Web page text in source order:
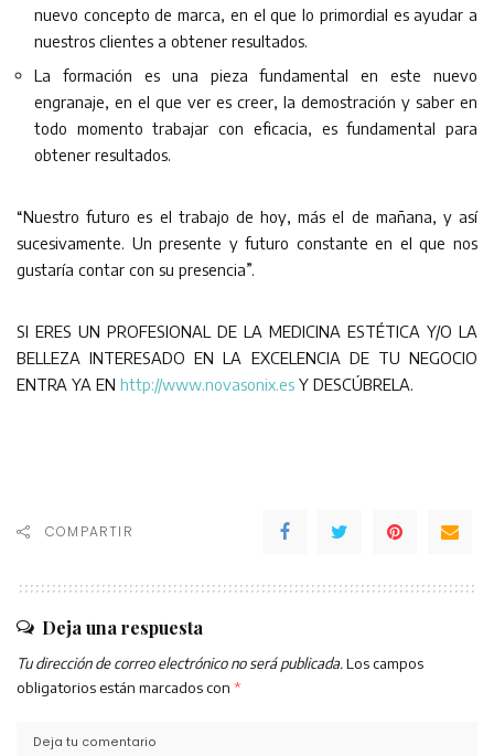
nuevo concepto de marca, en el que lo primordial es ayudar a
nuestros clientes a obtener resultados.
La formación es una pieza fundamental en este nuevo
engranaje, en el que ver es creer, la demostración y saber en
todo momento trabajar con eficacia, es fundamental para
obtener resultados.
“Nuestro futuro es el trabajo de hoy, más el de mañana, y así
sucesivamente. Un presente y futuro constante en el que nos
gustaría contar con su presencia”.
SI ERES UN PROFESIONAL DE LA MEDICINA ESTÉTICA Y/O LA
BELLEZA INTERESADO EN LA EXCELENCIA DE TU NEGOCIO
ENTRA YA EN http://www.novasonix.es Y DESCÚBRELA.
COMPARTIR
Deja una respuesta
Tu dirección de correo electrónico no será publicada. Los campos
obligatorios están marcados con *